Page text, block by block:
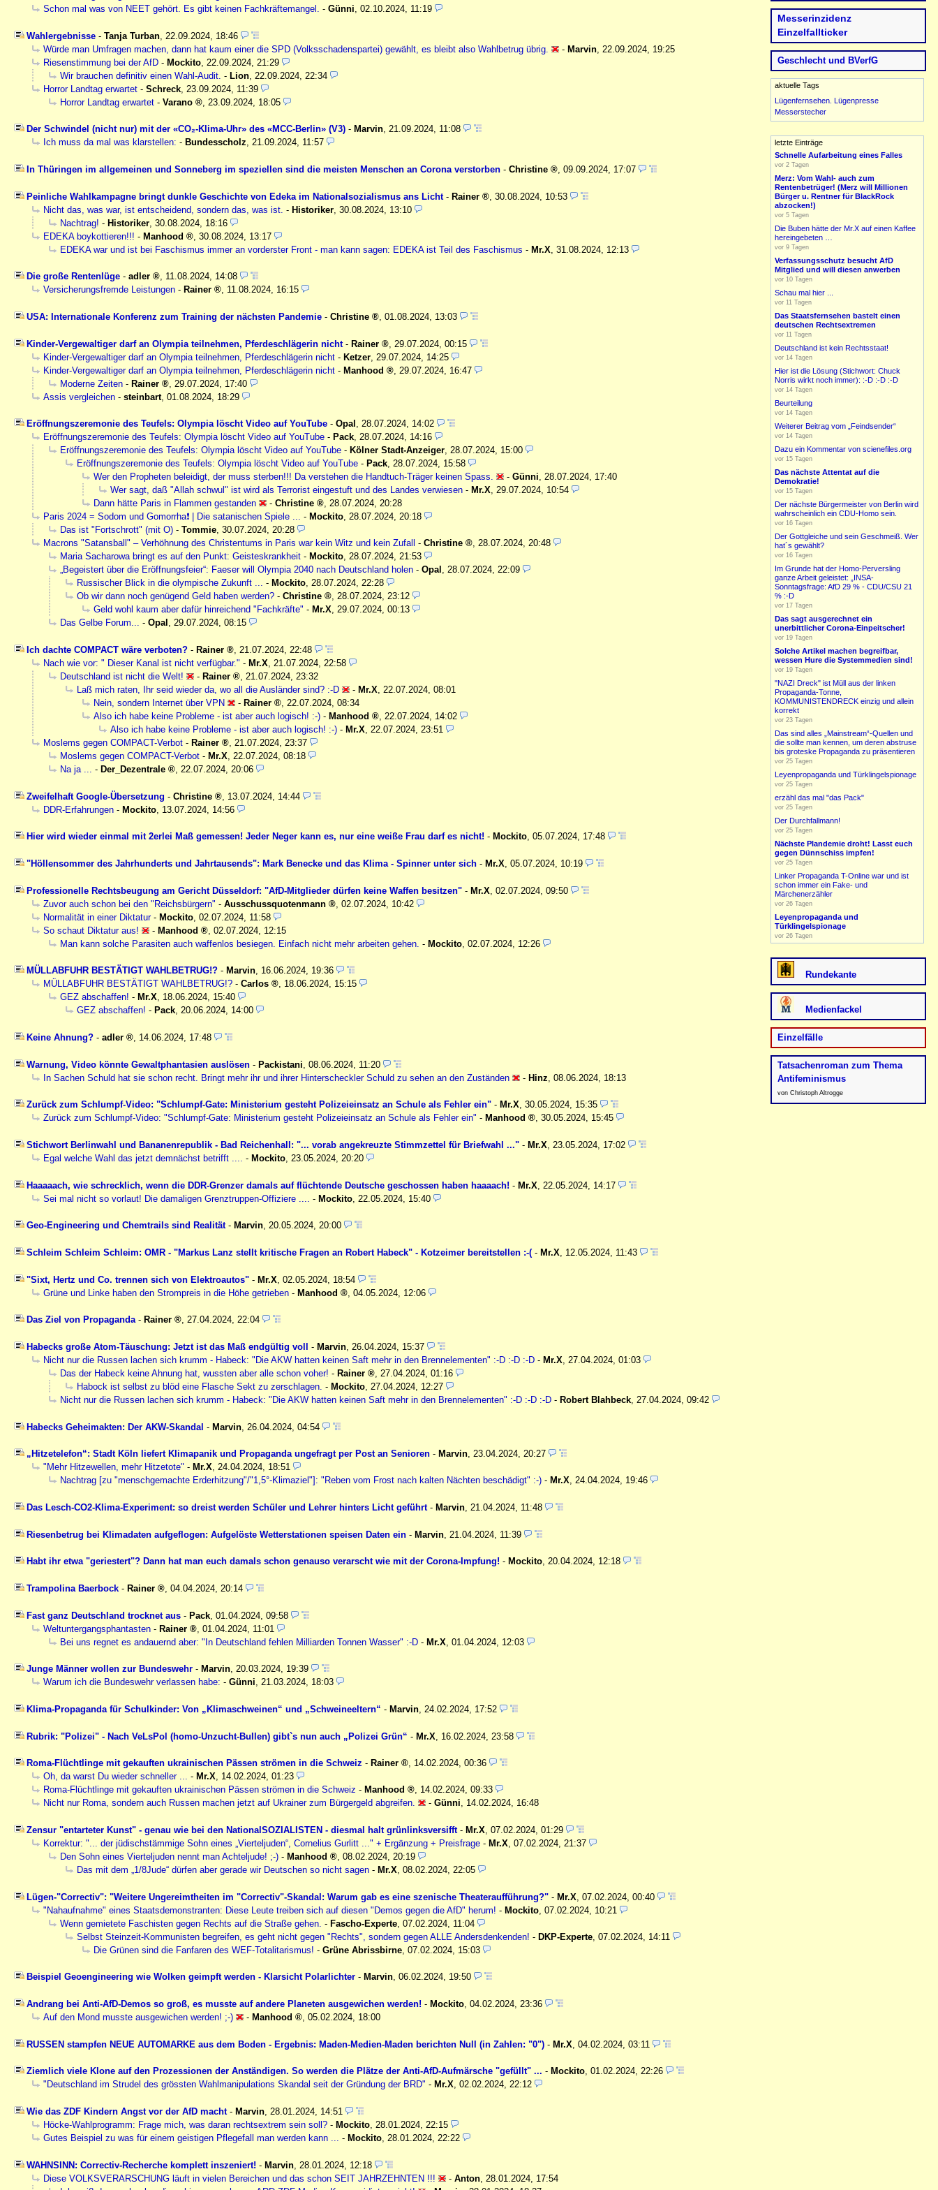
Messerinzidenz
Einzelfallticker
Geschlecht und BVerfG
aktuelle Tags
Lügenfernsehen. Lügenpresse
Messerstecher
letzte Einträge
Schnelle Aufarbeitung eines Falles
vor 2 Tagen
Merz: Vom Wahl- auch zum
Rentenbetrüger! (Merz will Millionen
Bürger u. Rentner für BlackRock
abzocken!)
vor 5 Tagen
Die Buben hätte der Mr.X auf einen Kaffee
hereingebeten …
vor 9 Tagen
Verfassungsschutz besucht AfD
Mitglied und will diesen anwerben
vor 10 Tagen
Schau mal hier ...
vor 11 Tagen
Das Staatsfernsehen bastelt einen
deutschen Rechtsextremen
vor 11 Tagen
Deutschland ist kein Rechtsstaat!
vor 14 Tagen
Hier ist die Lösung (Stichwort: Chuck
Norris wirkt noch immer): :-D :-D :-D
vor 14 Tagen
Beurteilung
vor 14 Tagen
Weiterer Beitrag vom „Feindsender“
vor 14 Tagen
Dazu ein Kommentar von scienefiles.org
vor 15 Tagen
Das nächste Attentat auf die
Demokratie!
vor 15 Tagen
Der nächste Bürgermeister von Berlin wird
wahrscheinlich ein CDU-Homo sein.
vor 16 Tagen
Der Gottgleiche und sein Geschmeiß. Wer
hat´s gewählt?
vor 16 Tagen
Im Grunde hat der Homo-Perversling
ganze Arbeit geleistet: „INSA-
Sonntagsfrage: AfD 29 % - CDU/CSU 21
% :-D
vor 17 Tagen
Das sagt ausgerechnet ein
unerbittlicher Corona-Einpeitscher!
vor 19 Tagen
Solche Artikel machen begreifbar,
wessen Hure die Systemmedien sind!
vor 19 Tagen
"NAZI Dreck" ist Müll aus der linken
Propaganda-Tonne,
KOMMUNISTENDRECK einzig und allein
korrekt
vor 23 Tagen
Das sind alles „Mainstream“-Quellen und
die sollte man kennen, um deren abstruse
bis groteske Propaganda zu präsentieren
vor 25 Tagen
Leyenpropaganda und Türklingelspionage
vor 25 Tagen
erzähl das mal "das Pack"
vor 25 Tagen
Der Durchfallmann!
vor 25 Tagen
Nächste Plandemie droht! Lasst euch
gegen Dünnschiss impfen!
vor 25 Tagen
Linker Propaganda T-Online war und ist
schon immer ein Fake- und
Märchenerzähler
vor 26 Tagen
Leyenpropaganda und
Türklingelspionage
vor 26 Tagen
Rundekante
Medienfackel
Einzelfälle
Tatsachenroman zum Thema
Antifeminismus
von Christoph Altrogge
Schon mal was von NEET gehört. Es gibt keinen Fachkräftemangel.
- Günni 02.10.2024, 11:19
Wahlergebnisse - Tanja Turban 22.09.2024, 18:46
Würde man Umfragen machen, dann hat kaum einer die SPD (Volksschadenspartei) gewählt, es bleibt also Wahlbetrug übrig.
- Marvin 22.09.2024, 19:25
Riesenstimmung bei der AfD - Mockito 22.09.2024, 21:29
Wir brauchen definitiv einen Wahl-Audit. - Lion 22.09.2024, 22:34
Horror Landtag erwartet - Schreck 23.09.2024, 11:39
Horror Landtag erwartet - Varano 23.09.2024, 18:05
Der Schwindel (nicht nur) mit der «CO₂-Klima-Uhr» des «MCC-Berlin» (V3) - Marvin, 21.09.2024, 11:08
Ich muss da mal was klarstellen: - Bundesscholz, 21.09.2024, 11:57
In Thüringen im allgemeinen und Sonneberg im speziellen sind die meisten Menschen an Corona verstorben - Christine 09.09.2024, 17:07
Peinliche Wahlkampagne bringt dunkle Geschichte von Edeka im Nationalsozialismus ans Licht- Rainer
30.08.2024, 10:53
Nicht das, was war, ist entscheidend, sondern das, was ist. - Historiker 30.08.2024, 13:10
Nachtrag! - Historiker 30.08.2024, 18:16
EDEKA boykottieren!!! - Manhood
30.08.2024, 13:17
EDEKA war und ist bei Faschismus immer an vorderster Front - man kann sagen: EDEKA ist Teil des Faschismus - Mr.X 31.08.2024, 12:13
Die große Rentenlüge - adler , 11.08.2024, 14:08
Versicherungsfremde Leistungen - Rainer , 11.08.2024, 16:15
USA: Internationale Konferenz zum Training der nächsten Pandemie - Christine 01.08.2024, 13:03
Kinder-Vergewaltiger darf an Olympia teilnehmen, Pferdeschlägerin nicht- Rainer
29.07.2024, 00:15
Kinder-Vergewaltiger darf an Olympia teilnehmen, Pferdeschlägerin nicht - Ketzer 29.07.2024, 14:25
Kinder-Vergewaltiger darf an Olympia teilnehmen, Pferdeschlägerin nicht - Manhood
29.07.2024, 16:47
Moderne Zeiten - Rainer
29.07.2024, 17:40
Assis vergleichen - steinbart, 01.08.2024, 18:29
Eröffnungszeremonie des Teufels: Olympia löscht Video auf YouTube - Opal , 28.07.2024, 14:02
Eröffnungszeremonie des Teufels: Olympia löscht Video auf YouTube - Pack, 28.07.2024, 14:16
Eröffnungszeremonie des Teufels: Olympia löscht Video auf YouTube - Kölner Stadt-Anzeiger, 28.07.2024, 15:00
Eröffnungszeremonie des Teufels: Olympia löscht Video auf YouTube - Pack, 28.07.2024, 15:58
Wer den Propheten beleidigt, der muss sterben!!! Da verstehen die Handtuch-Träger keinen Spass.
- Günni, 28.07.2024, 17:40
Wer sagt, daß "Allah schwul" ist wird als Terrorist eingestuft und des Landes verwiesen - Mr.X, 29.07.2024, 10:54
Dann hätte Paris in Flammen gestanden
- Christine , 28.07.2024, 20:28
Paris 2024 = Sodom und Gomorrha❗ | Die satanischen Spiele ... - Mockito, 28.07.2024, 20:18
Das ist "Fortschrott" (mit O) - Tommie, 30.07.2024, 20:28
Macrons "Satansball" – Verhöhnung des Christentums in Paris war kein Witz und kein Zufall - Christine , 28.07.2024, 20:48
Maria Sacharowa bringt es auf den Punkt: Geisteskrankheit - Mockito, 28.07.2024, 21:53
„Begeistert über die Eröffnungsfeier“: Faeser will Olympia 2040 nach Deutschland holen - Opal , 28.07.2024, 22:09
Russischer Blick in die olympische Zukunft ... - Mockito, 28.07.2024, 22:28
Ob wir dann noch genügend Geld haben werden? - Christine , 28.07.2024, 23:12
Geld wohl kaum aber dafür hinreichend "Fachkräfte" - Mr.X, 29.07.2024, 00:13
Das Gelbe Forum... - Opal , 29.07.2024, 08:15
Ich dachte COMPACT wäre verboten? - Rainer
21.07.2024, 22:48
Nach wie vor: " Dieser Kanal ist nicht verfügbar." - Mr.X
21.07.2024, 22:58
Deutschland ist nicht die Welt!
- Rainer
21.07.2024, 23:32
Laß mich raten, Ihr seid wieder da, wo all die Ausländer sind? :-D
- Mr.X
22.07.2024, 08:01
Nein, sondern Internet über VPN
- Rainer
22.07.2024, 08:34
Also ich habe keine Probleme - ist aber auch logisch! :-) - Manhood
22.07.2024, 14:02
Also ich habe keine Probleme - ist aber auch logisch! :-) - Mr.X
22.07.2024, 23:51
Moslems gegen COMPACT-Verbot - Rainer
21.07.2024, 23:37
Moslems gegen COMPACT-Verbot - Mr.X
22.07.2024, 08:18
Na ja ...
- Der_Dezentrale 22.07.2024, 20:06
Zweifelhaft Google-Übersetzung - Christine
13.07.2024, 14:44
DDR-Erfahrungen - Mockito 13.07.2024, 14:56
Hier wird wieder einmal mit 2erlei Maß gemessen! Jeder Neger kann es, nur eine weiße Frau darf es nicht! - Mockito, 05.07.2024, 17:48
"Höllensommer des Jahrhunderts und Jahrtausends": Mark Benecke und das Klima - Spinner unter sich - Mr.X 05.07.2024, 10:19
Professionelle Rechtsbeugung am Gericht Düsseldorf: "AfD-Mitglieder dürfen keine Waffen besitzen" - Mr.X 02.07.2024, 09:50
Zuvor auch schon bei den "Reichsbürgern" - Ausschussquotenmann
02.07.2024, 10:42
Normalität in einer Diktatur- Mockito 02.07.2024, 11:58
So schaut Diktatur aus!
- Manhood
02.07.2024, 12:15
Man kann solche Parasiten auch waffenlos besiegen. Einfach nicht mehr arbeiten gehen. - Mockito 02.07.2024, 12:26
MÜLLABFUHR BESTÄTIGT WAHLBETRUG!? - Marvin, 16.06.2024, 19:36
MÜLLABFUHR BESTÄTIGT WAHLBETRUG!? - Carlos , 18.06.2024, 15:15
GEZ abschaffen! - Mr.X, 18.06.2024, 15:40
GEZ abschaffen! - Pack, 20.06.2024, 14:00
Keine Ahnung? - adler 14.06.2024, 17:48
Warnung, Video könnte Gewaltphantasien auslösen - Packistani 08.06.2024, 11:20
In Sachen Schuld hat sie schon recht. Bringt mehr ihr und ihrer Hinterscheckler Schuld zu sehen an den Zuständen
- Hinz 08.06.2024, 18:13
Zurück zum Schlumpf-Video: "Schlumpf-Gate: Ministerium gesteht Polizeieinsatz an Schule als Fehler ein" - Mr.X, 30.05.2024, 15:35
Zurück zum Schlumpf-Video: "Schlumpf-Gate: Ministerium gesteht Polizeieinsatz an Schule als Fehler ein" - Manhood , 30.05.2024, 15:45
Stichwort Berlinwahl und Bananenrepublik - Bad Reichenhall: "... vorab angekreuzte Stimmzettel für Briefwahl ..." - Mr.X
23.05.2024, 17:02
Egal welche Wahl das jetzt demnächst betrifft ....
- Mockito 23.05.2024, 20:20
Haaaaach, wie schrecklich, wenn die DDR-Grenzer damals auf flüchtende Deutsche geschossen haben haaaach! - Mr.X
22.05.2024, 14:17
Sei mal nicht so vorlaut! Die damaligen Grenztruppen-Offiziere ....
- Mockito 22.05.2024, 15:40
Geo-Engineering und Chemtrails sind Realität- Marvin, 20.05.2024, 20:00
Schleim Schleim Schleim: OMR - "Markus Lanz stellt kritische Fragen an Robert Habeck" - Kotzeimer bereitstellen :-( - Mr.X 12.05.2024, 11:43
"Sixt, Hertz und Co. trennen sich von Elektroautos" - Mr.X 02.05.2024, 18:54
Grüne und Linke haben den Strompreis in die Höhe getrieben - Manhood 04.05.2024, 12:06
Das Ziel von Propaganda- Rainer , 27.04.2024, 22:04
Habecks große Atom-Täuschung: Jetzt ist das Maß endgültig voll - Marvin 26.04.2024, 15:37
Nicht nur die Russen lachen sich krumm - Habeck: "Die AKW hatten keinen Saft mehr in den Brennelementen" :-D :-D :-D - Mr.X
27.04.2024, 01:03
Das der Habeck keine Ahnung hat, wussten aber alle schon voher! - Rainer
27.04.2024, 01:16
Habock ist selbst zu blöd eine Flasche Sekt zu zerschlagen. - Mockito 27.04.2024, 12:27
Nicht nur die Russen lachen sich krumm - Habeck: "Die AKW hatten keinen Saft mehr in den Brennelementen" :-D :-D :-D - Robert Blahbeck 27.04.2024, 09:42
Habecks Geheimakten: Der AKW-Skandal - Marvin 26.04.2024, 04:54
„Hitzetelefon“: Stadt Köln liefert Klimapanik und Propaganda ungefragt per Post an Senioren - Marvin, 23.04.2024, 20:27
"Mehr Hitzewellen, mehr Hitzetote" - Mr.X, 24.04.2024, 18:51
Nachtrag [zu "menschgemachte Erderhitzung"/"1,5°-Klimaziel"]: "Reben vom Frost nach kalten Nächten beschädigt" :-) - Mr.X, 24.04.2024, 19:46
Das Lesch-CO2-Klima-Experiment: so dreist werden Schüler und Lehrer hinters Licht geführt- Marvin 21.04.2024, 11:48
Riesenbetrug bei Klimadaten aufgeflogen: Aufgelöste Wetterstationen speisen Daten ein - Marvin 21.04.2024, 11:39
Habt ihr etwa "geriestert"? Dann hat man euch damals schon genauso verarscht wie mit der Corona-Impfung! - Mockito, 20.04.2024, 12:18
Trampolina Baerbock - Rainer , 04.04.2024, 20:14
Fast ganz Deutschland trocknet aus - Pack 01.04.2024, 09:58
Weltuntergangsphantasten - Rainer
01.04.2024, 11:01
Bei uns regnet es andauernd aber: "In Deutschland fehlen Milliarden Tonnen Wasser" :-D - Mr.X 01.04.2024, 12:03
Junge Männer wollen zur Bundeswehr - Marvin, 20.03.2024, 19:39
Warum ich die Bundeswehr verlassen habe: - Günni, 21.03.2024, 18:03
Klima-Propaganda für Schulkinder: Von „Klimaschweinen“ und „Schweineeltern“ - Marvin, 24.02.2024, 17:52
Rubrik: "Polizei" - Nach VeLsPol (homo-Unzucht-Bullen) gibt`s nun auch „Polizei Grün“ - Mr.X 16.02.2024, 23:58
Roma-Flüchtlinge mit gekauften ukrainischen Pässen strömen in die Schweiz - Rainer , 14.02.2024, 00:36
Oh, da warst Du wieder schneller ... - Mr.X, 14.02.2024, 01:23
Roma-Flüchtlinge mit gekauften ukrainischen Pässen strömen in die Schweiz - Manhood , 14.02.2024, 09:33
Nicht nur Roma, sondern auch Russen machen jetzt auf Ukrainer zum Bürgergeld abgreifen.
- Günni, 14.02.2024, 16:48
Zensur "entarteter Kunst" - genau wie bei den NationalSOZIALISTEN - diesmal halt grünlinksversifft- Mr.X, 07.02.2024, 01:29
Korrektur: "... der jüdischstämmige Sohn eines „Vierteljuden“, Cornelius Gurlitt ..." + Ergänzung + Preisfrage - Mr.X, 07.02.2024, 21:37
Den Sohn eines Vierteljuden nennt man Achteljude! ;-) - Manhood , 08.02.2024, 20:19
Das mit dem „1/8Jude“ dürfen aber gerade wir Deutschen so nicht sagen - Mr.X, 08.02.2024, 22:05
Lügen-"Correctiv": "Weitere Ungereimtheiten im "Correctiv"-Skandal: Warum gab es eine szenische Theateraufführung?" - Mr.X 07.02.2024, 00:40
"Nahaufnahme" eines Staatsdemonstranten: Diese Leute treiben sich auf diesen "Demos gegen die AfD" herum! - Mockito 07.02.2024, 10:21
Wenn gemietete Faschisten gegen Rechts auf die Straße gehen. - Fascho-Experte 07.02.2024, 11:04
Selbst Steinzeit-Kommunisten begreifen, es geht nicht gegen "Rechts", sondern gegen ALLE Andersdenkenden! - DKP-Experte 07.02.2024, 14:11
Die Grünen sind die Fanfaren des WEF-Totalitarismus! - Grüne Abrissbirne 07.02.2024, 15:03
Beispiel Geoengineering wie Wolken geimpft werden - Klarsicht Polarlichter - Marvin, 06.02.2024, 19:50
Andrang bei Anti-AfD-Demos so groß, es musste auf andere Planeten ausgewichen werden! - Mockito, 04.02.2024, 23:36
Auf den Mond musste ausgewichen werden! ;-)
- Manhood , 05.02.2024, 18:00
RUSSEN stampfen NEUE AUTOMARKE aus dem Boden - Ergebnis: Maden-Medien-Maden berichten Null (in Zahlen: "0") - Mr.X 04.02.2024, 03:11
Ziemlich viele Klone auf den Prozessionen der Anständigen. So werden die Plätze der Anti-AfD-Aufmärsche "gefüllt" ... - Mockito, 01.02.2024, 22:26
"Deutschland im Strudel des grössten Wahlmanipulations Skandal seit der Gründung der BRD" - Mr.X, 02.02.2024, 22:12
Wie das ZDF Kindern Angst vor der AfD macht- Marvin, 28.01.2024, 14:51
Höcke-Wahlprogramm: Frage mich, was daran rechtsextrem sein soll? - Mockito, 28.01.2024, 22:15
Gutes Beispiel zu was für einem geistigen Pflegefall man werden kann ... - Mockito, 28.01.2024, 22:22
WAHNSINN: Correctiv-Recherche komplett inszeniert! - Marvin 28.01.2024, 12:18
Diese VOLKSVERARSCHUNG läuft in vielen Bereichen und das schon SEIT JAHRZEHNTEN !!!
- Anton 28.01.2024, 17:54